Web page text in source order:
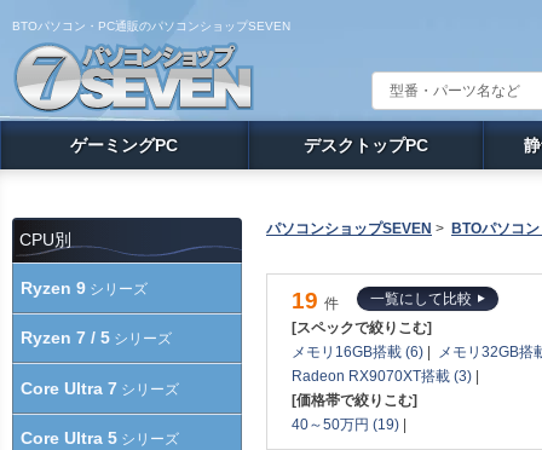
BTOパソコン・PC通販のパソコンショップSEVEN
ゲーミングPC デスクトップPC
パソコンショップSEVEN > BTOパソコ
19 件
一覧にして比較
[スペックで絞りこむ]
メモリ16GB搭載 (6) |
メモリ32GB搭
Radeon RX9070XT搭載 (3) |
[価格帯で絞りこむ]
40～50万円 (19) |
CPU別
Ryzen 9 シリーズ
Ryzen 7 / 5 シリーズ
Core Ultra 7 シリーズ
Core Ultra 5 シリーズ